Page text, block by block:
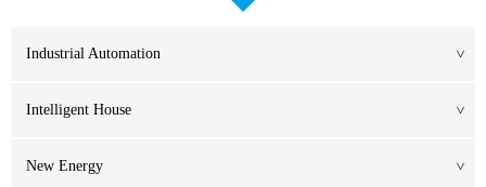
Industrial Automation >
Intelligent House >
New Energy >